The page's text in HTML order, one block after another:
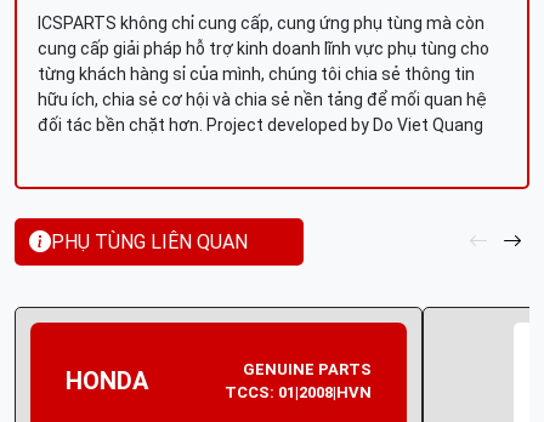
ICSPARTS không chỉ cung cấp, cung ứng phụ tùng mà còn
cung cấp giải pháp hỗ trợ kinh doanh lĩnh vực phụ tùng cho
từng khách hàng sỉ của mình, chúng tôi chia sẻ thông tin
hữu ích, chia sẻ cơ hội và chia sẻ nền tảng để mối quan hệ
đối tác bền chặt hơn. Project developed by Do Viet Quang
PHỤ TÙNG LIÊN QUAN
HONDA
GENUINE PARTS
TCCS: 01|2008|HVN